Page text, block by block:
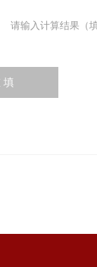
请输入计算结果（